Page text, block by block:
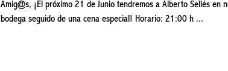
Amig@s, ¡El próximo 21 de Junio tendremos a Alberto Sellés en
bodega seguido de una cena especial! Horario: 21:00 h ...